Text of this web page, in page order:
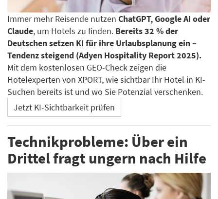
Immer mehr Reisende nutzen ChatGPT, Google AI oder
Claude, um Hotels zu finden. Bereits 32 % der
Deutschen setzen KI für ihre Urlaubsplanung ein –
Tendenz steigend (Adyen Hospitality Report 2025).
Mit dem kostenlosen GEO-Check zeigen die
Hotelexperten von XPORT, wie sichtbar Ihr Hotel in KI-
Suchen bereits ist und wo Sie Potenzial verschenken.
Jetzt KI-Sichtbarkeit prüfen
Technikprobleme: Über ein
Drittel fragt ungern nach Hilfe